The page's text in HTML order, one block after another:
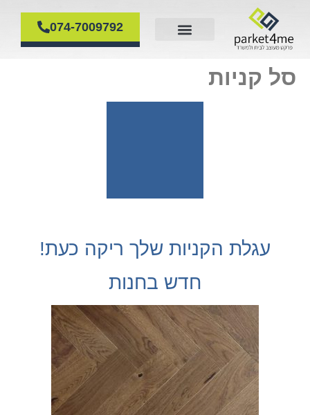
074-7009792
סל קניות
עגלת הקניות שלך ריקה כעת!
חדש בחנות